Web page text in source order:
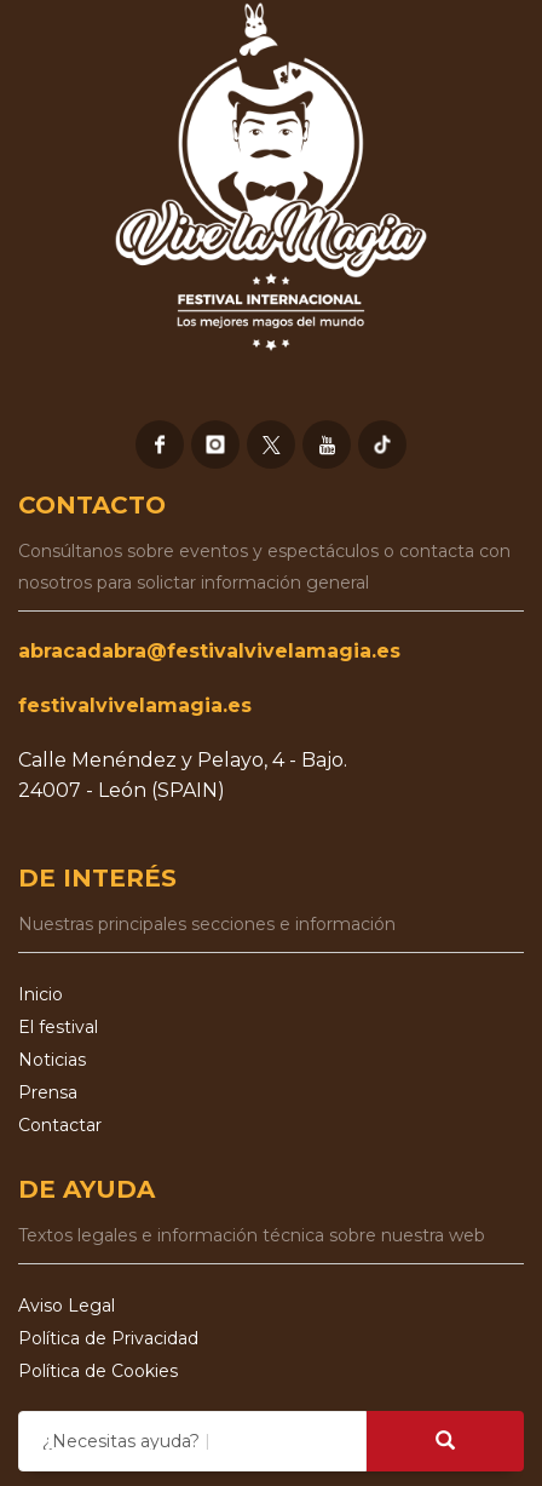
CONTACTO
Consúltanos sobre eventos y espectáculos o contacta con
nosotros para solictar información general
abracadabra@festivalvivelamagia.es
festivalvivelamagia.es
Calle Menéndez y Pelayo, 4 - Bajo.
24007 - León (SPAIN)
DE INTERÉS
Nuestras principales secciones e información
Inicio
El festival
Noticias
Prensa
Contactar
DE AYUDA
Textos legales e información técnica sobre nuestra web
Aviso Legal
Política de Privacidad
Política de Cookies
¿Necesitas ayuda?